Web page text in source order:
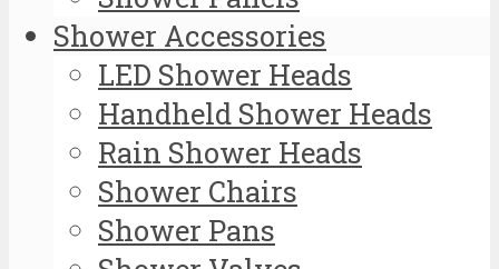
Shower Accessories
LED Shower Heads
Handheld Shower Heads
Rain Shower Heads
Shower Chairs
Shower Pans